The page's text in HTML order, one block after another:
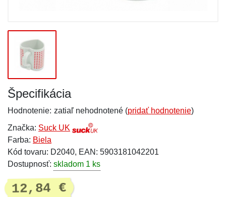
Špecifikácia
Hodnotenie: zatiaľ nehodnotené (pridať hodnotenie)
Značka: Suck UK
Farba: Biela
Kód tovaru: D2040, EAN: 5903181042201
Dostupnosť: skladom 1 ks
12,84 €